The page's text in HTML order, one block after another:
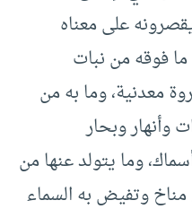
على معناه
فوقه من نبات
معدنية، وما به من
وأنهار وبحار
وما يتولد عنها من
مناخ وتفيض به السماء